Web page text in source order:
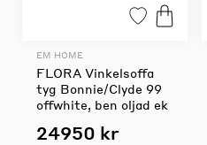
EM HOME
FLORA Vinkelsoffa
tyg Bonnie/Clyde 99
offwhite, ben oljad ek
24950 kr